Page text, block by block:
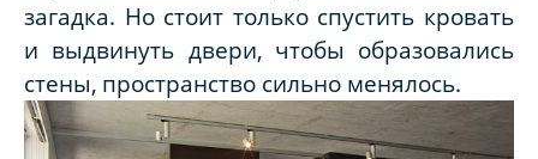
загадка. Но стоит только спустить кровать
и выдвинуть двери, чтобы образовались
стены, пространство сильно менялось.